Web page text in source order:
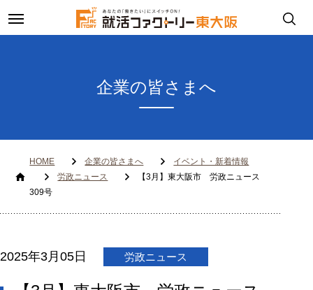
toggle
navigation
企業の皆さまへ
HOME 企業の皆さまへ
イベント・新着情報
労政ニュース
【3月】東大阪市 労政ニュース
309号
2025年3月05日 労政ニュース